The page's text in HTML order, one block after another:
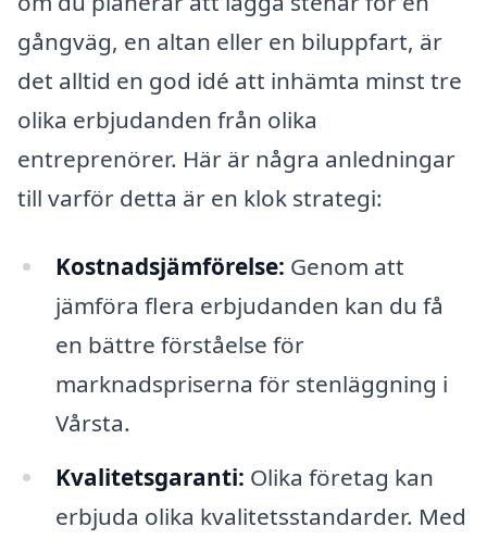
gångväg, en altan eller en biluppfart, är
det alltid en god idé att inhämta minst tre
olika erbjudanden från olika
entreprenörer. Här är några anledningar
till varför detta är en klok strategi:
Kostnadsjämförelse: Genom att
jämföra flera erbjudanden kan du få
en bättre förståelse för
marknadspriserna för stenläggning i
Vårsta.
Kvalitetsgaranti: Olika företag kan
erbjuda olika kvalitetsstandarder. Med